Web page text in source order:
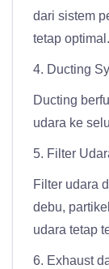
dari sistem
tetap optimal.
4. Ducting
Ducting
udara ke
5. Filter
Filter udara
debu,
udara tetap
6. Exhaust